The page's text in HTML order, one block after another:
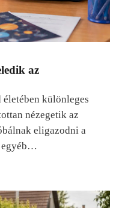
az
különleges
nézegetik az
eligazodni a
egyéb…